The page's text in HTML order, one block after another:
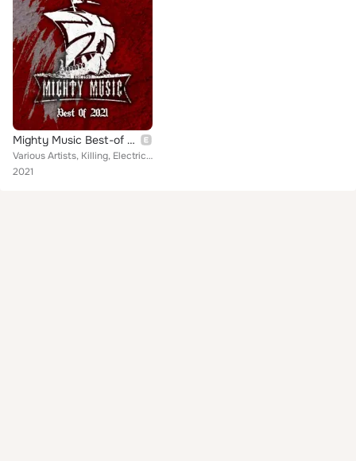
Mighty Music Best-of 2021
Various Artists, Killing, Electric Boys, Svartsot, Tygers Of Pan Tang, Mike Tramp, Nalex, Electric Guitars, Transport League, Bl...
2021